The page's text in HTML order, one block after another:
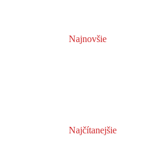
Najnovšie
Najčítanejšie